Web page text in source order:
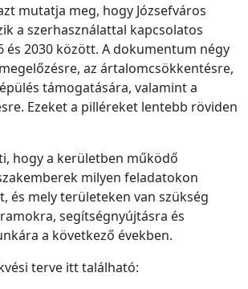
mutatja meg, hogy Józsefváros
a szerhasználattal kapcsolatos
és 2030 között. A dokumentum négy
az ártalomcsökkentésre,
támogatására, valamint a
Ezeket a pilléreket lentebb röviden
hogy a kerületben működő
milyen feladatokon
és mely területeken van szükség
segítségnyújtásra és
a következő években.
terve itt található: